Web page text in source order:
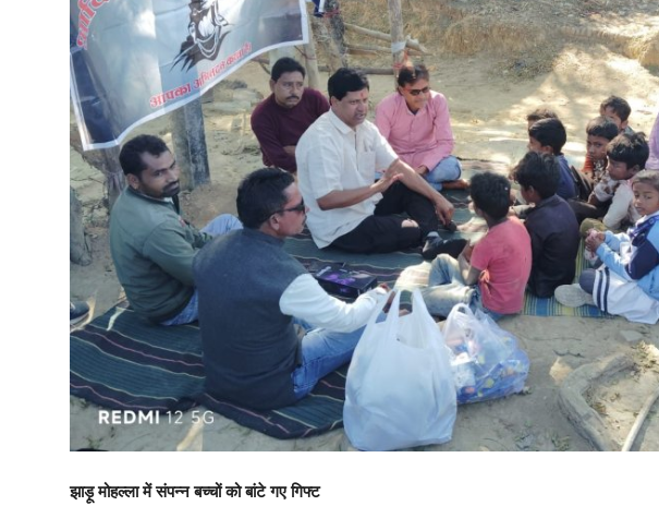
कोरोना वायरस
Hindi
झाड़ू मोहल्ला में संपन्न बच्चों को बांटे गए गिफ्ट